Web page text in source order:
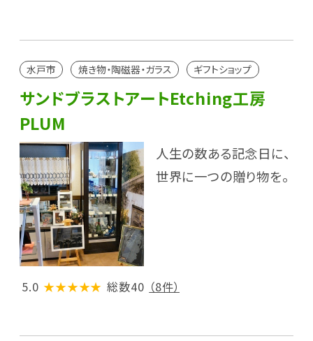
水戸市 焼き物・陶磁器・ガラス ギフトショップ
サンドブラストアートEtching工房
PLUM
人生の数ある記念日に、
世界に一つの贈り物を。
5.0 ★★★★★ 総数40 （8件）